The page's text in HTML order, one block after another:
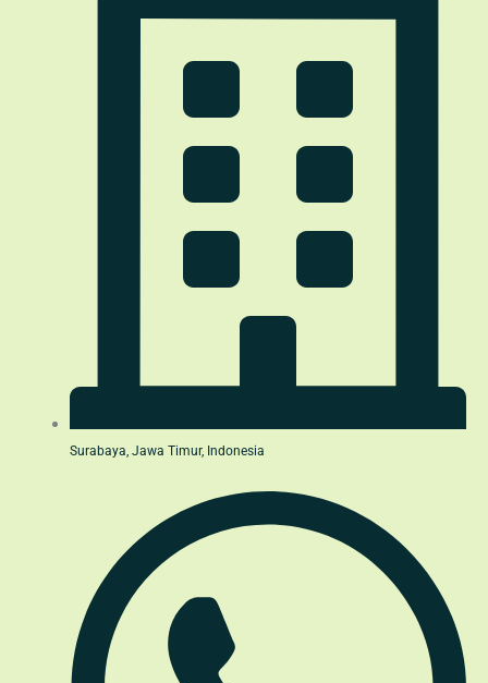
Surabaya, Jawa Timur, Indonesia